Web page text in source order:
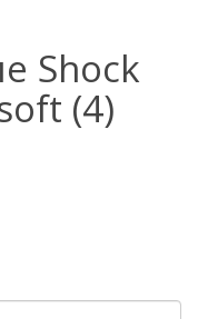
Shock
(4)